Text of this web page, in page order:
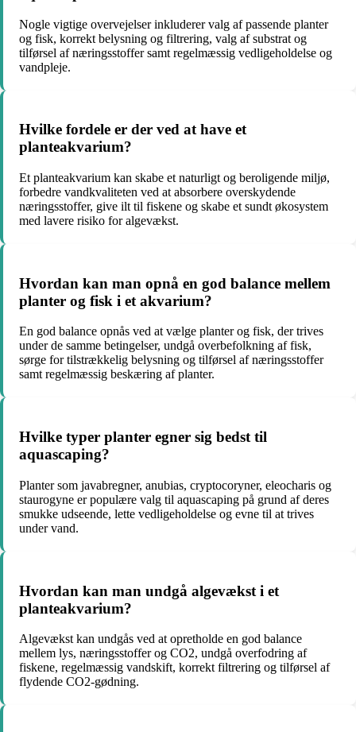
Nogle vigtige overvejelser inkluderer valg af passende planter
og fisk, korrekt belysning og filtrering, valg af substrat og
tilførsel af næringsstoffer samt regelmæssig vedligeholdelse og
vandpleje.
Hvilke fordele er der ved at have et
planteakvarium?
Et planteakvarium kan skabe et naturligt og beroligende miljø,
forbedre vandkvaliteten ved at absorbere overskydende
næringsstoffer, give ilt til fiskene og skabe et sundt økosystem
med lavere risiko for algevækst.
Hvordan kan man opnå en god balance mellem
planter og fisk i et akvarium?
En god balance opnås ved at vælge planter og fisk, der trives
under de samme betingelser, undgå overbefolkning af fisk,
sørge for tilstrækkelig belysning og tilførsel af næringsstoffer
samt regelmæssig beskæring af planter.
Hvilke typer planter egner sig bedst til
aquascaping?
Planter som javabregner, anubias, cryptocoryner, eleocharis og
staurogyne er populære valg til aquascaping på grund af deres
smukke udseende, lette vedligeholdelse og evne til at trives
under vand.
Hvordan kan man undgå algevækst i et
planteakvarium?
Algevækst kan undgås ved at opretholde en god balance
mellem lys, næringsstoffer og CO2, undgå overfodring af
fiskene, regelmæssig vandskift, korrekt filtrering og tilførsel af
flydende CO2-gødning.